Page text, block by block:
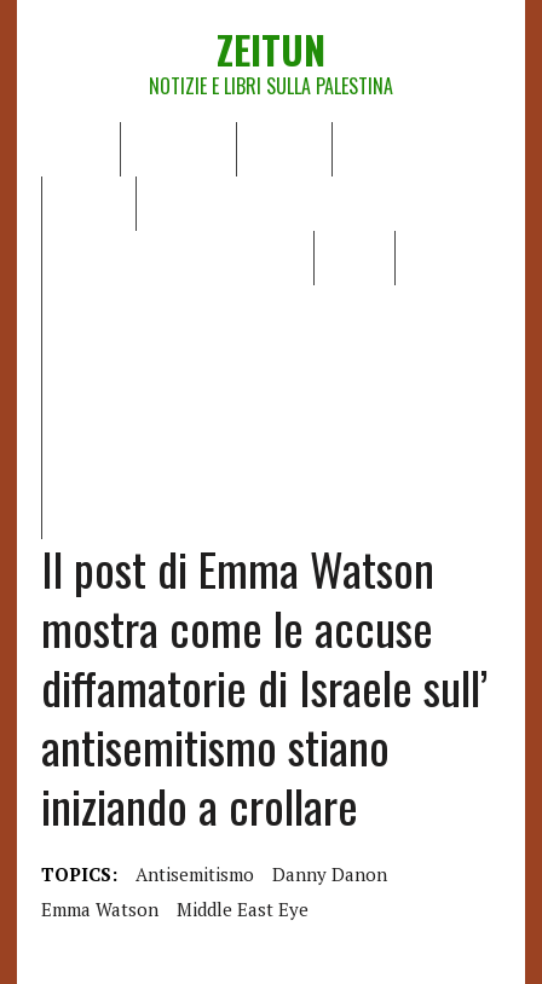
ZEITUN
NOTIZIE E LIBRI SULLA PALESTINA
Il post di Emma Watson
mostra come le accuse
diffamatorie di Israele sull’
antisemitismo stiano
iniziando a crollare
TOPICS: Antisemitismo
Danny Danon
Emma Watson
Middle East Eye